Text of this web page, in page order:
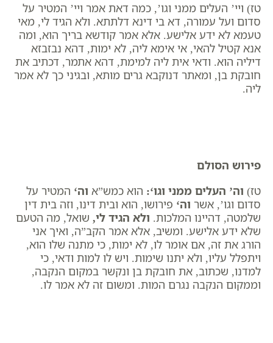
טז) ויי’ העלים ממני וגו’, כמה דאת אמר ויי’ המטיר על
סדום ועל עמורה, דא בי דינא דלתתא. ולא הגיד לי, מאי
טעמא לא ידע אלישע. אלא אמר קודשא בריך הוא, ומה
אנא קטיל להאי, אי אימא ליה, לא ימות, דהא נבזבזא
דיליה הוא. ודאי אית ליה למימת, דהא אתמר, דכתיב את
חובקת בן, ומאתר דנוקבא גרים מותא, ובגיני כך לא אמר
ליה.
פירוש הסולם
טז) וה’ העלים ממני וגו‘: הוא כמש”א וה‘ המטיר על
סדום וגו’, אשר וה‘ פירושו, הוא ובית דינו, וזה בית דין
שלמטה, דהיינו המלכות. ולא הגיד לי, שואל, מה הטעם
שלא ידע אלישע. ומשיב, אלא אמר הקב”ה, ואיך אני
הורג את זה, אם אומר לו, לא ימות, כי מתנה שלו הוא,
ויתפלל עליו, ולא יתנו שימות. ויש לו למות ודאי, כי
למדנו, שכתוב, את חובקת בן ונקשר במקום הנקבה,
וממקום הנקבה נגרם המות. ומשום זה לא אמר לו.